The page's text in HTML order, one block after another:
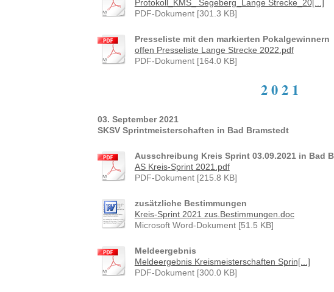
Protokoll_KMS_ Segeberg_Lange Strecke_20[...]
PDF-Dokument [301.3 KB]
Presseliste mit den markierten Pokalgewinnern
offen Presseliste Lange Strecke 2022.pdf
PDF-Dokument [164.0 KB]
2 0 2 1
03. September 2021
SKSV Sprintmeisterschaften in Bad Bramstedt
Ausschreibung Kreis Sprint 03.09.2021 in Bad
AS Kreis-Sprint 2021.pdf
PDF-Dokument [215.8 KB]
zusätzliche Bestimmungen
Kreis-Sprint 2021 zus.Bestimmungen.doc
Microsoft Word-Dokument [51.5 KB]
Meldeergebnis
Meldeergebnis Kreismeisterschaften Sprin[...]
PDF-Dokument [300.0 KB]